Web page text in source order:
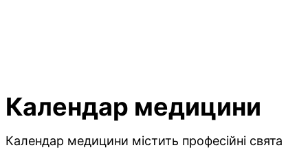
Календар медицини
Календар медицини містить професійні свята